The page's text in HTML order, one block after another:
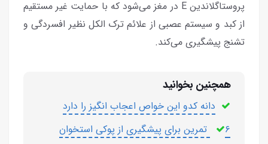
پروستاگلاندین E در مغز می‌شود که با حمایت غیر مستقیم
از کبد و سیستم عصبی از علائم ترک الکل نظیر افسردگی و
تشنج پیشگیری می‌کند.
همچنین بخوانید
دانه کدو این خواص اعجاب انگیز را دارد
۶ تمرین برای پیشگیری از پوکی استخوان